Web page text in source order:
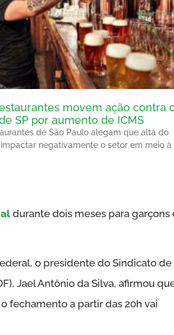
movem ação contra
SP por aumento de ICMS
de São Paulo alegam que alta do
negativamente o setor em meio à
durante dois meses para garçons
o presidente do Sindicato de
Jael Antônio da Silva, afirmou
fechamento a partir das 20h vai